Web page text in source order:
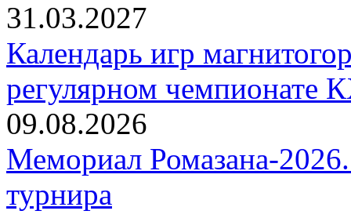
31.03.2027
Календарь игр
регулярном чемпионате
09.08.2026
Мемориал Ромазана-2026.
турнира